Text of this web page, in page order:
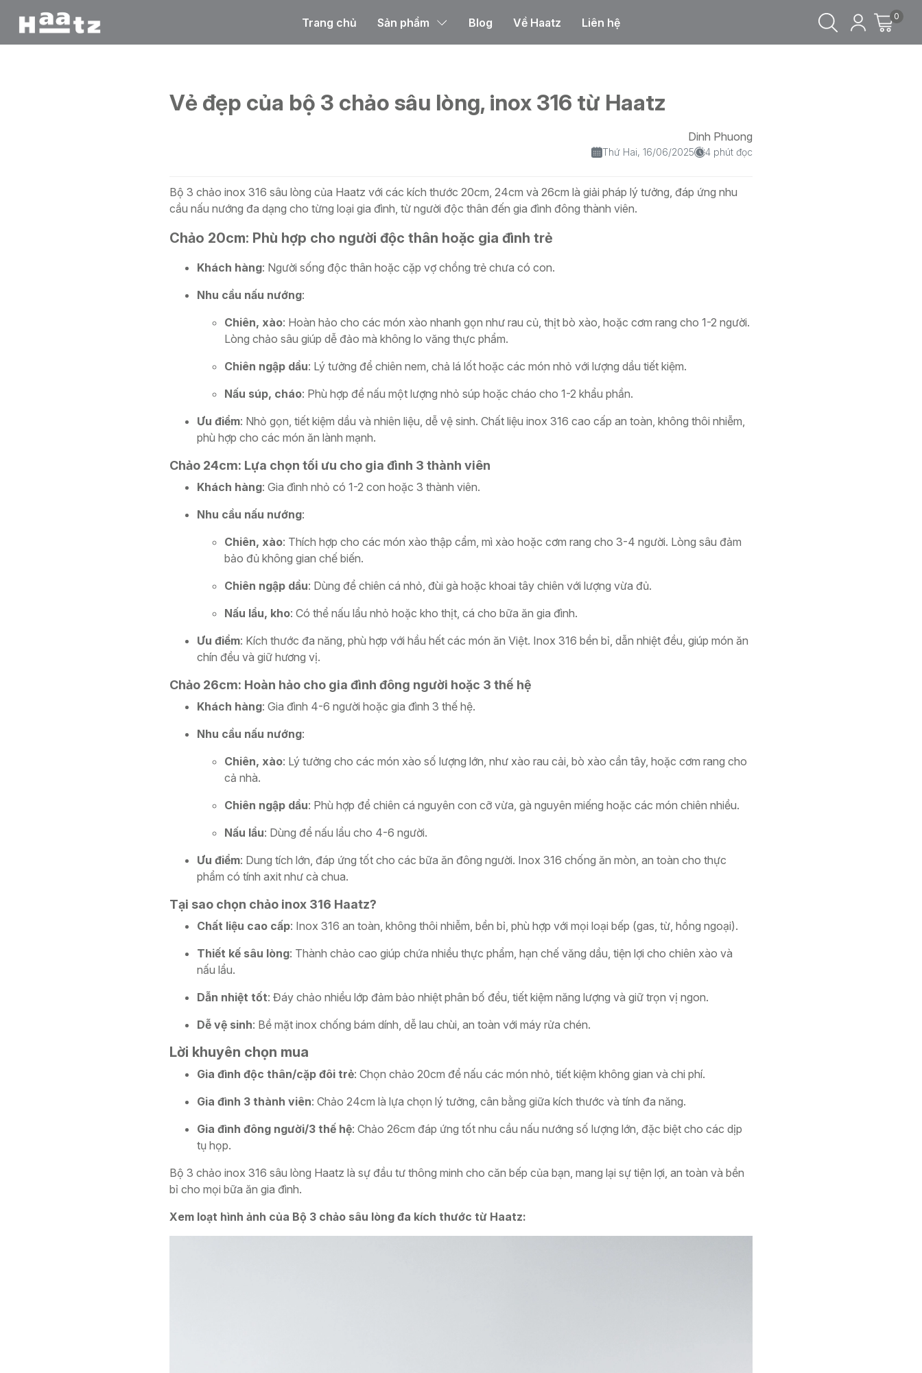
Trang chủ Sản phẩm Blog Về Haatz Liên hệ 0
Vẻ đẹp của bộ 3 chảo sâu lòng, inox 316 từ Haatz
Dinh Phuong
Thứ Hai, 16/06/2025 4 phút đọc
Bộ 3 chảo inox 316 sâu lòng của Haatz với các kích thước 20cm, 24cm và 26cm là giải pháp lý tưởng, đáp ứng nhu
cầu nấu nướng đa dạng cho từng loại gia đình, từ người độc thân đến gia đình đông thành viên.
Chảo 20cm: Phù hợp cho người độc thân hoặc gia đình trẻ
Khách hàng: Người sống độc thân hoặc cặp vợ chồng trẻ chưa có con.
Nhu cầu nấu nướng:
Chiên, xào: Hoàn hảo cho các món xào nhanh gọn như rau củ, thịt bò xào, hoặc cơm rang cho 1-2 người.
Lòng chảo sâu giúp dễ đảo mà không lo văng thực phẩm.
Chiên ngập dầu: Lý tưởng để chiên nem, chả lá lốt hoặc các món nhỏ với lượng dầu tiết kiệm.
Nấu súp, cháo: Phù hợp để nấu một lượng nhỏ súp hoặc cháo cho 1-2 khẩu phần.
Ưu điểm: Nhỏ gọn, tiết kiệm dầu và nhiên liệu, dễ vệ sinh. Chất liệu inox 316 cao cấp an toàn, không thôi nhiễm,
phù hợp cho các món ăn lành mạnh.
Chảo 24cm: Lựa chọn tối ưu cho gia đình 3 thành viên
Khách hàng: Gia đình nhỏ có 1-2 con hoặc 3 thành viên.
Nhu cầu nấu nướng:
Chiên, xào: Thích hợp cho các món xào thập cẩm, mì xào hoặc cơm rang cho 3-4 người. Lòng sâu đảm
bảo đủ không gian chế biến.
Chiên ngập dầu: Dùng để chiên cá nhỏ, đùi gà hoặc khoai tây chiên với lượng vừa đủ.
Nấu lẩu, kho: Có thể nấu lẩu nhỏ hoặc kho thịt, cá cho bữa ăn gia đình.
Ưu điểm: Kích thước đa năng, phù hợp với hầu hết các món ăn Việt. Inox 316 bền bỉ, dẫn nhiệt đều, giúp món ăn
chín đều và giữ hương vị.
Chảo 26cm: Hoàn hảo cho gia đình đông người hoặc 3 thế hệ
Khách hàng: Gia đình 4-6 người hoặc gia đình 3 thế hệ.
Nhu cầu nấu nướng:
Chiên, xào: Lý tưởng cho các món xào số lượng lớn, như xào rau cải, bò xào cần tây, hoặc cơm rang cho
cả nhà.
Chiên ngập dầu: Phù hợp để chiên cá nguyên con cỡ vừa, gà nguyên miếng hoặc các món chiên nhiều.
Nấu lẩu: Dùng để nấu lẩu cho 4-6 người.
Ưu điểm: Dung tích lớn, đáp ứng tốt cho các bữa ăn đông người. Inox 316 chống ăn mòn, an toàn cho thực
phẩm có tính axit như cà chua.
Tại sao chọn chảo inox 316 Haatz?
Chất liệu cao cấp: Inox 316 an toàn, không thôi nhiễm, bền bỉ, phù hợp với mọi loại bếp (gas, từ, hồng ngoại).
Thiết kế sâu lòng: Thành chảo cao giúp chứa nhiều thực phẩm, hạn chế văng dầu, tiện lợi cho chiên xào và
nấu lẩu.
Dẫn nhiệt tốt: Đáy chảo nhiều lớp đảm bảo nhiệt phân bố đều, tiết kiệm năng lượng và giữ trọn vị ngon.
Dễ vệ sinh: Bề mặt inox chống bám dính, dễ lau chùi, an toàn với máy rửa chén.
Lời khuyên chọn mua
Gia đình độc thân/cặp đôi trẻ: Chọn chảo 20cm để nấu các món nhỏ, tiết kiệm không gian và chi phí.
Gia đình 3 thành viên: Chảo 24cm là lựa chọn lý tưởng, cân bằng giữa kích thước và tính đa năng.
Gia đình đông người/3 thế hệ: Chảo 26cm đáp ứng tốt nhu cầu nấu nướng số lượng lớn, đặc biệt cho các dịp
tụ họp.
Bộ 3 chảo inox 316 sâu lòng Haatz là sự đầu tư thông minh cho căn bếp của bạn, mang lại sự tiện lợi, an toàn và bền
bỉ cho mọi bữa ăn gia đình.
Xem loạt hình ảnh của Bộ 3 chảo sâu lòng đa kích thước từ Haatz: